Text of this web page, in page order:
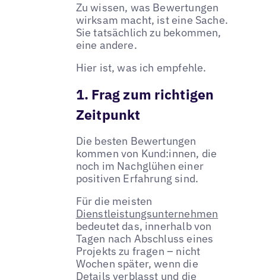
Zu wissen, was Bewertungen
wirksam macht, ist eine Sache.
Sie tatsächlich zu bekommen,
eine andere.
Hier ist, was ich empfehle.
1. Frag zum richtigen
Zeitpunkt
Die besten Bewertungen
kommen von Kund:innen, die
noch im Nachglühen einer
positiven Erfahrung sind.
Für die meisten
Dienstleistungsunternehmen
bedeutet das, innerhalb von
Tagen nach Abschluss eines
Projekts zu fragen – nicht
Wochen später, wenn die
Details verblasst und die